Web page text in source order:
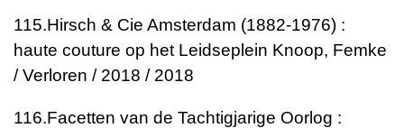
115.Hirsch & Cie Amsterdam (1882-1976) :
haute couture op het Leidseplein Knoop, Femke
/ Verloren / 2018 / 2018
116.Facetten van de Tachtigjarige Oorlog :